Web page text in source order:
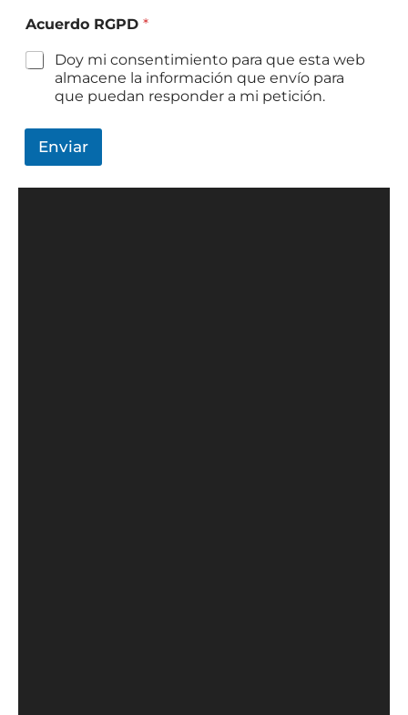
Acuerdo RGPD *
Doy mi consentimiento para que esta web
almacene la información que envío para
que puedan responder a mi petición.
Enviar